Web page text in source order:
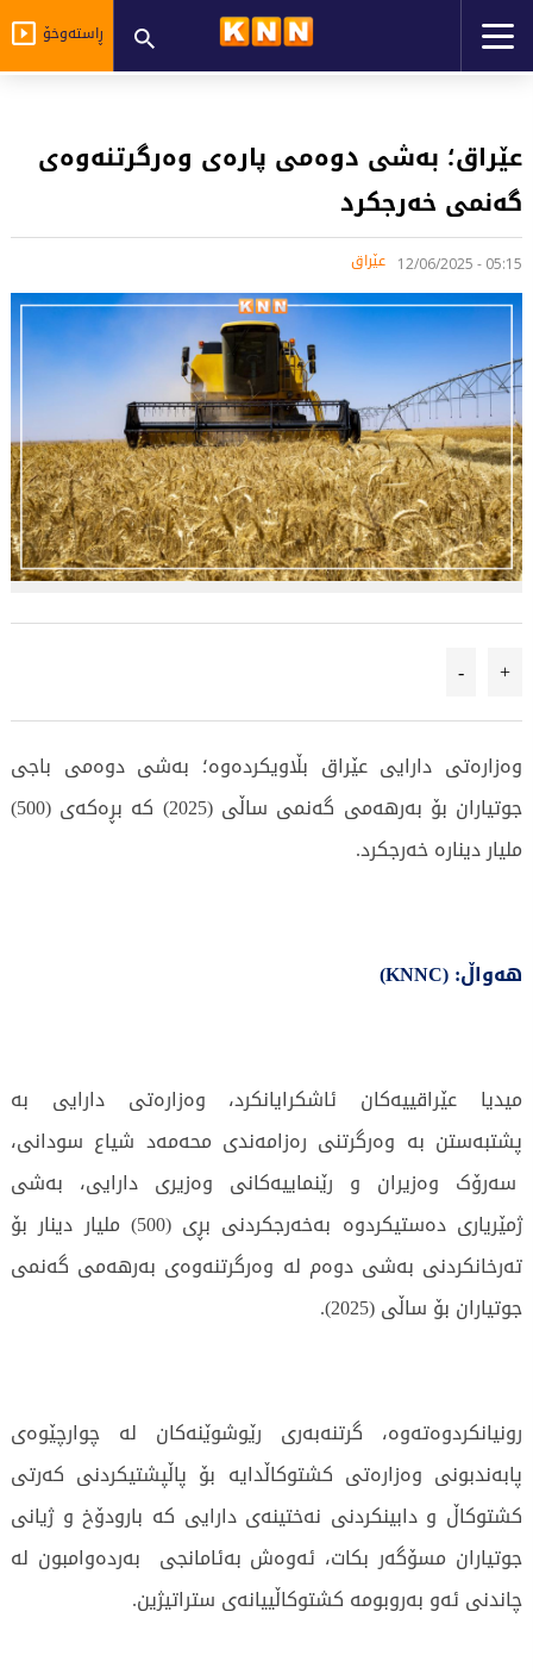
ڕاستەوخۆ
عێراق؛ بەشی دوەمی پارەی وەرگرتنەوەی
گەنمی خەرجكرد
05:15 - 12/06/2025 عێراق
+
-
وەزارەتی دارایی عێراق بڵاویکردەوە؛ بەشی دوەمی باجی
جوتیاران بۆ بەرهەمی گەنمی ساڵی (2025) کە بڕەكەی (500)
ملیار دینارە خەرجكرد.
هەواڵ: (KNNC)
میدیا عێراقییەكان ئاشكرایانكرد، وەزارەتی دارایی بە
پشتبەستن بە وەرگرتنی رەزامەندی محەمەد شیاع سودانی،
سەرۆک وەزیران و رێنماییەکانی وەزیری دارایی، بەشی
ژمێریاری دەستیکردوە بەخەرجكردنی بڕی (500) ملیار دینار بۆ
تەرخانكردنی بەشی دوەم لە وەرگرتنەوەی بەرهەمی گەنمی
جوتیاران بۆ ساڵی (2025).
رونیانكردوەتەوە، گرتنەبەری رێوشوێنەكان لە چوارچێوەی
پابەندبونی وەزارەتی كشتوكاڵدایە بۆ پاڵپشتیکردنی کەرتی
کشتوکاڵ و دابینکردنی نەختینەی دارایی کە بارودۆخ و ژیانی
جوتیاران مسۆگەر بکات، ئەوەش بەئامانجی بەردەوامبون لە
چاندنی ئەو بەروبومە كشتوكاڵییانەی ستراتیژین.